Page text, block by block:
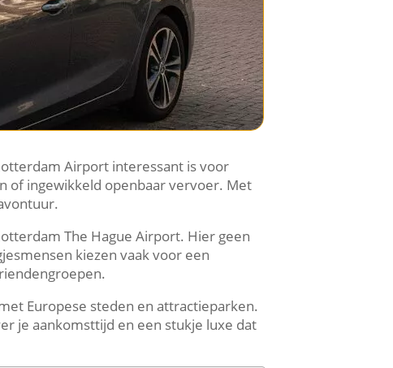
Airport interessant is voor
of ingewikkeld openbaar vervoer. Met
The Hague Airport. Hier geen
kiezen vaak voor een
Europese steden en attractieparken.
je aankomsttijd en een stukje luxe dat